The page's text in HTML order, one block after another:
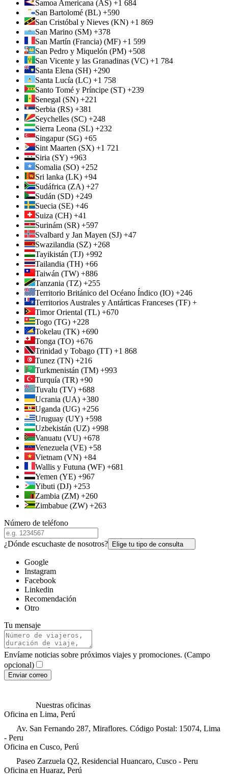
Samoa Americana (AS) +1 684
San Bartolomé (BL) +590
San Cristóbal y Nieves (KN) +1 869
San Marino (SM) +378
San Martín (Francia) (MF) +1 599
San Pedro y Miquelón (PM) +508
San Vicente y las Granadinas (VC) +1 784
Santa Elena (SH) +290
Santa Lucía (LC) +1 758
Santo Tomé y Príncipe (ST) +239
Senegal (SN) +221
Serbia (RS) +381
Seychelles (SC) +248
Sierra Leona (SL) +232
Singapur (SG) +65
Sint Maarten (SX) +1 721
Siria (SY) +963
Somalia (SO) +252
Sri lanka (LK) +94
Sudáfrica (ZA) +27
Sudán (SD) +249
Suecia (SE) +46
Suiza (CH) +41
Surinám (SR) +597
Svalbard y Jan Mayen (SJ) +47
Swazilandia (SZ) +268
Tayikistán (TJ) +992
Tailandia (TH) +66
Taiwán (TW) +886
Tanzania (TZ) +255
Territorio Británico del Océano Índico (IO) +246
Territorios Australes y Antárticas Franceses (TF) +
Timor Oriental (TL) +670
Togo (TG) +228
Tokelau (TK) +690
Tonga (TO) +676
Trinidad y Tobago (TT) +1 868
Tunez (TN) +216
Turkmenistán (TM) +993
Turquía (TR) +90
Tuvalu (TV) +688
Ucrania (UA) +380
Uganda (UG) +256
Uruguay (UY) +598
Uzbekistán (UZ) +998
Vanuatu (VU) +678
Venezuela (VE) +58
Vietnam (VN) +84
Wallis y Futuna (WF) +681
Yemen (YE) +967
Yibuti (DJ) +253
Zambia (ZM) +260
Zimbabue (ZW) +263
Número de teléfono
¿Dónde escuchaste de nosotros? Elige tu tipo de consulta
Google
Instagram
Facebook
Linkedin
Recomendación
Otro
Tu mensaje
Envíame noticias sobre próximos viajes y promociones. (Campo
opcional)
Enviar correo
Nuestras oficinas
Oficina en Lima, Perú
Av. San Fernando 287, Miraflores. Código Postal: 15074, Lima
- Peru
Oficina en Cusco, Perú
Paseo Zarzuela Q2, Residencial Huancaro, Cusco - Peru
Oficina en Huaraz, Perú